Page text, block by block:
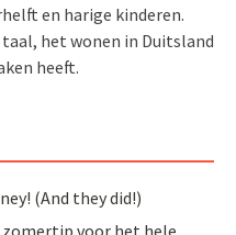
en harige kinderen.
het wonen in Duitsland
heeft.
(And they did!)